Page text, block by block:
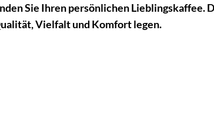
Sie Ihren persönlichen Lieblingskaffee.
Vielfalt und Komfort legen.